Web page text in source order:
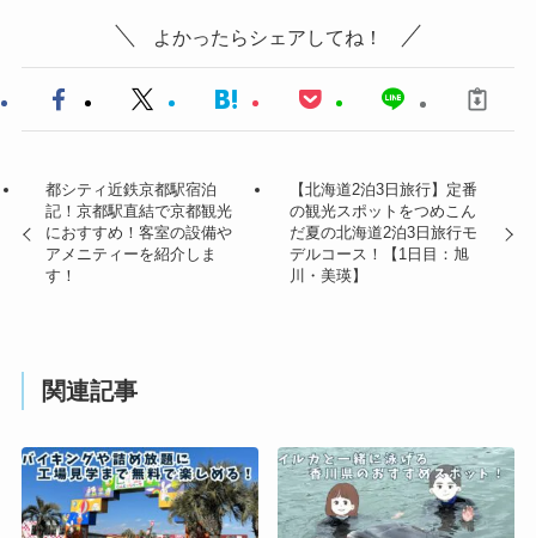
よかったらシェアしてね！
都シティ近鉄京都駅宿泊
記！京都駅直結で京都観光
におすすめ！客室の設備や
アメニティーを紹介しま
す！
【北海道2泊3日旅行】定番
の観光スポットをつめこん
だ夏の北海道2泊3日旅行モ
デルコース！【1日目：旭
川・美瑛】
関連記事